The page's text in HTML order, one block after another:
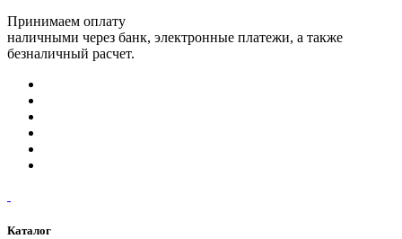
Принимаем оплату
наличными через банк, электронные платежи, а также
безналичный расчет.
Каталог